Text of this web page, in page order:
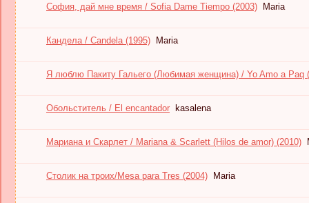
София, дай мне время / Sofia Dame Tiempo (2003) Maria
Кандела / Candela (1995) Maria
Я люблю Пакиту Гальего (Любимая женщина) / Yo Amo a Paq
Обольститель / El encantador kasalena
Мариана и Скарлет / Mariana & Scarlett (Hilos de amor) (2010)
Столик на троих/Mesa para Tres (2004) Maria